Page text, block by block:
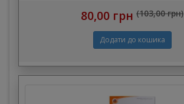
80,00 грн (103,00 грн)